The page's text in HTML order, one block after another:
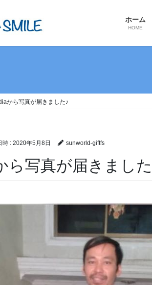
ホーム
HOME
から写真が届きました♪
時 : 2020年5月8日 sunworld-giftfs
ら写真が届きまし